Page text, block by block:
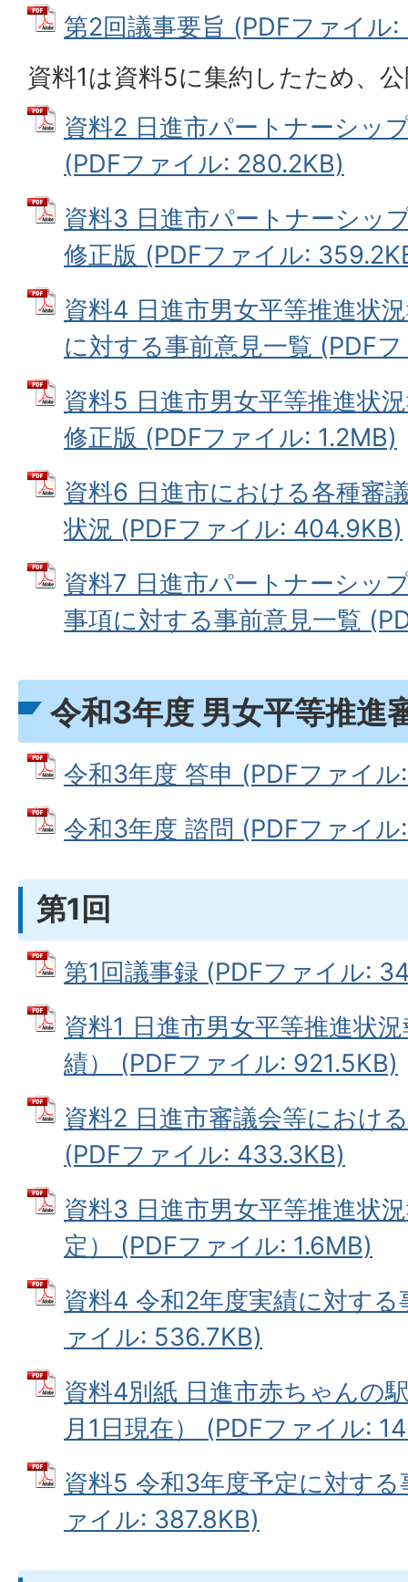
第2回議事要旨 (PDFファイル
資料1は資料5に集約したため、
資料2 日進市パートナーシッ
(PDFファイル: 280.2KB)
資料3 日進市パートナーシッ
修正版 (PDFファイル:
資料4 日進市男女平等推進状
に対する事前意見一覧 (PDF
資料5 日進市男女平等推進状
修正版 (PDFファイル: 1.2MB)
資料6 日進市における各種審
状況 (PDFファイル: 404.9KB)
資料7 日進市パートナーシッ
事項に対する事前意見一覧
令和3年度 男女平等推進
令和3年度 答申 (PDFファイル
令和3年度 諮問 (PDFファイ
第1回
第1回議事録 (PDFファイル:
資料1 日進市男女平等推進状
績） (PDFファイル: 921.5KB)
資料2 日進市審議会等におけ
(PDFファイル: 433.3KB)
資料3 日進市男女平等推進状
定） (PDFファイル: 1.6MB)
資料4 令和2年度実績に対す
ァイル: 536.7KB)
資料4別紙 日進市赤ちゃんの
月1日現在） (PDFファイル:
資料5 令和3年度予定に対す
ァイル: 387.8KB)